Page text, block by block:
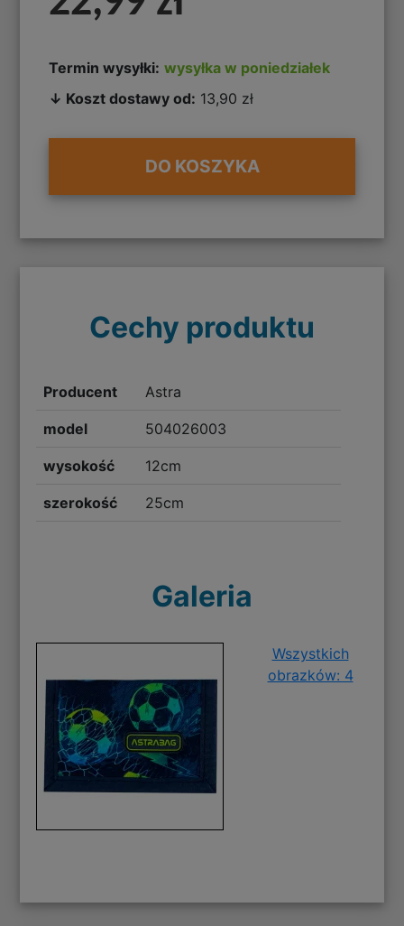
Termin wysyłki: wysyłka w poniedziałek
↓ Koszt dostawy od: 13,90 zł
DO KOSZYKA
Cechy produktu
Producent Astra
model 504026003
wysokość 12cm
szerokość 25cm
Galeria
Wszystkich
obrazków: 4